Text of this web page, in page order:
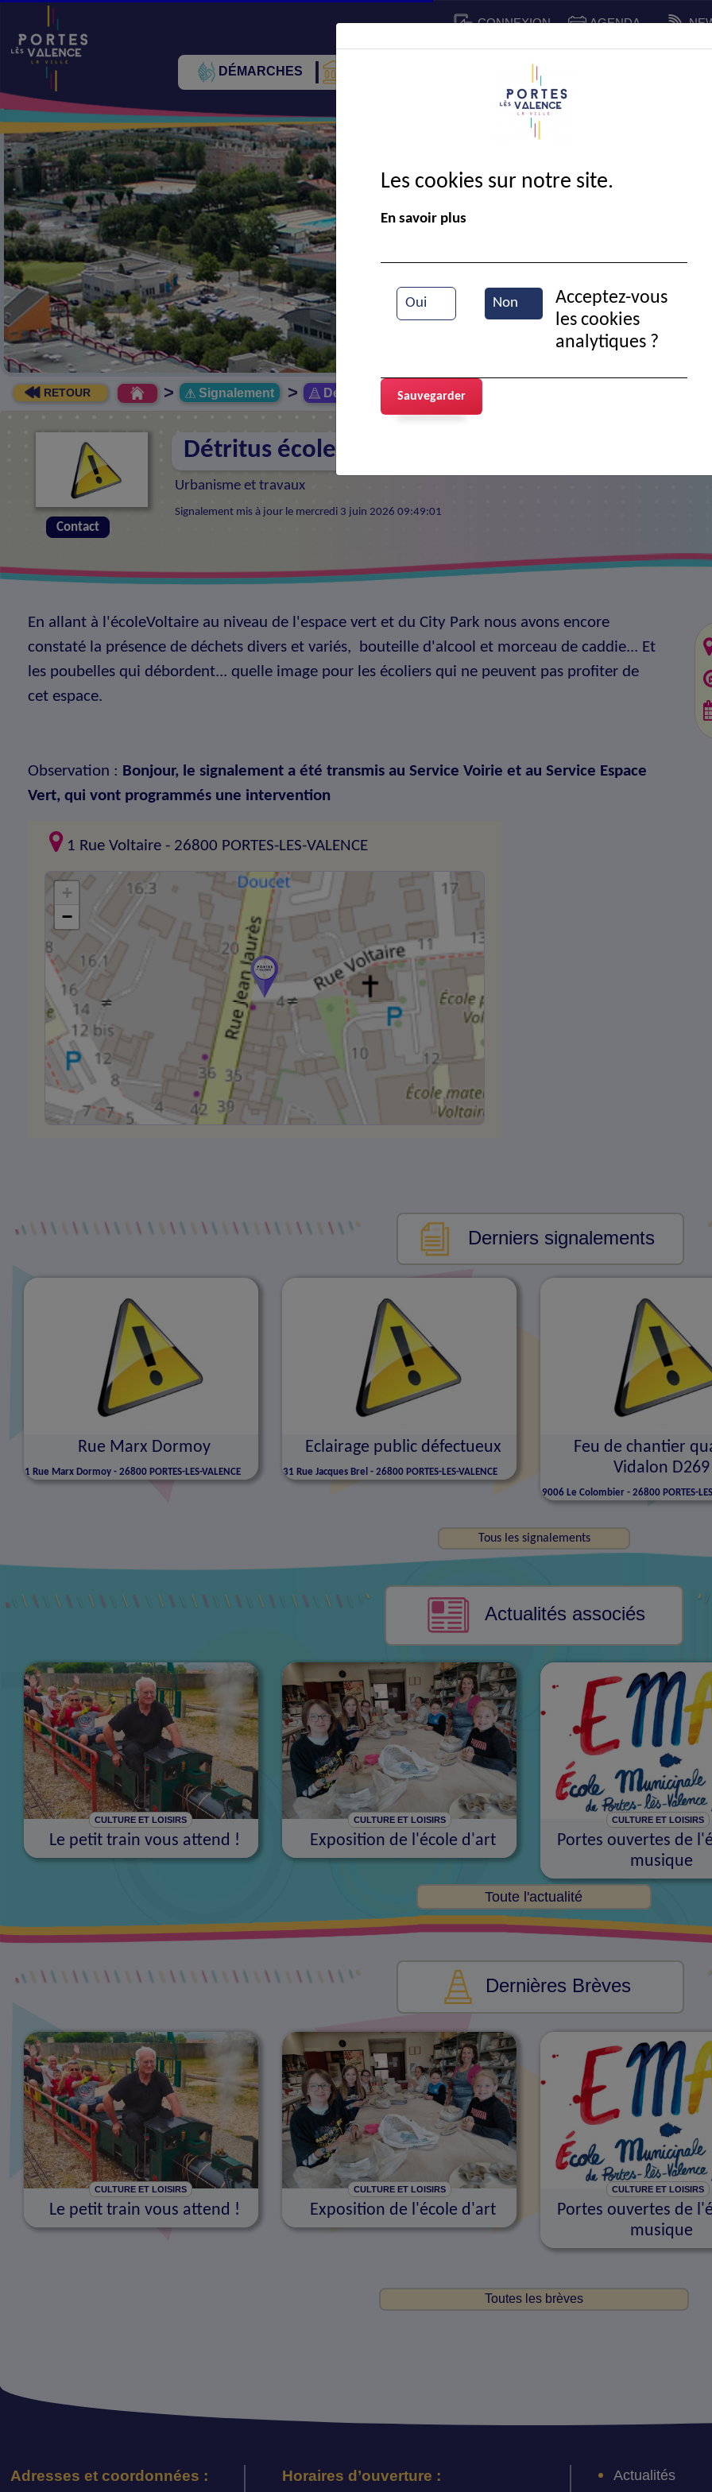
CONNEXION AGENDA
DÉMARCHES CADRE DE VIE SPORT ET
La mairie de Portes-lès-Valence
Précédent
RETOUR > Signalement > Détritus école Voltaire
Détritus école Voltaire
Urbanisme et travaux
Signalement mis à jour le mercredi 3 juin 2026 09:49:01
Contact
En allant à l'écoleVoltaire au niveau de l'espace vert et du City Park nous avons encore
constaté la présence de déchets divers et variés, bouteille d'alcool et morceau de caddie... Et
les poubelles qui débordent... quelle image pour les écoliers qui ne peuvent pas profiter de
cet espace.
Observation : Bonjour, le signalement a été transmis au Service Voirie et au Service Espace
Vert, qui vont programmés une intervention
1 Rue Voltaire - 26800 PORTES-LES-VALENCE
+
−
Derniers signalements
Rue Marx Dormoy
1 Rue Marx Dormoy - 26800 PORTES-LES-VALENCE
Eclairage public défectueux
31 Rue Jacques Brel - 26800 PORTES-LES-VALENCE
Feu de chantier
Vidalon D269
9006 Le Colombier - 26800 PORTES-
Tous les signalements
Actualités associés
CULTURE ET LOISIRS
Le petit train vous attend !
CULTURE ET LOISIRS
Exposition de l'école d'art
CULTURE ET LOISIRS
Portes ouvertes de
musique
Toute l'actualité
Dernières Brèves
CULTURE ET LOISIRS
Le petit train vous attend !
CULTURE ET LOISIRS
Exposition de l'école d'art
CULTURE ET LOISIRS
Portes ouvertes de
musique
Toutes les brèves
Adresses et coordonnées : Horaires d’ouverture : Actualités
Les cookies sur notre site.
En savoir plus
Oui Non
Acceptez-vous
les cookies
analytiques ?
Sauvegarder